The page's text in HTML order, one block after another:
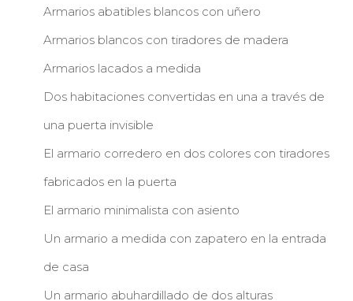
Armarios abatibles blancos con uñero
Armarios blancos con tiradores de madera
Armarios lacados a medida
Dos habitaciones convertidas en una a través de
una puerta invisible
El armario corredero en dos colores con tiradores
fabricados en la puerta
El armario minimalista con asiento
Un armario a medida con zapatero en la entrada
de casa
Un armario abuhardillado de dos alturas